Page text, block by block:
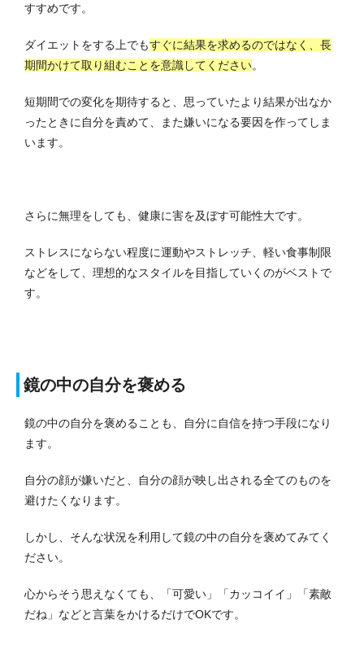
すすめです。
ダイエットをする上でもすぐに結果を求めるのではなく、長
期間かけて取り組むことを意識してください。
短期間での変化を期待すると、思っていたより結果が出なか
ったときに自分を責めて、また嫌いになる要因を作ってしま
います。
さらに無理をしても、健康に害を及ぼす可能性大です。
ストレスにならない程度に運動やストレッチ、軽い食事制限
などをして、理想的なスタイルを目指していくのがベストで
す。
鏡の中の自分を褒める
鏡の中の自分を褒めることも、自分に自信を持つ手段になり
ます。
自分の顔が嫌いだと、自分の顔が映し出される全てのものを
避けたくなります。
しかし、そんな状況を利用して鏡の中の自分を褒めてみてく
ださい。
心からそう思えなくても、「可愛い」「カッコイイ」「素敵
だね」などと言葉をかけるだけでOKです。